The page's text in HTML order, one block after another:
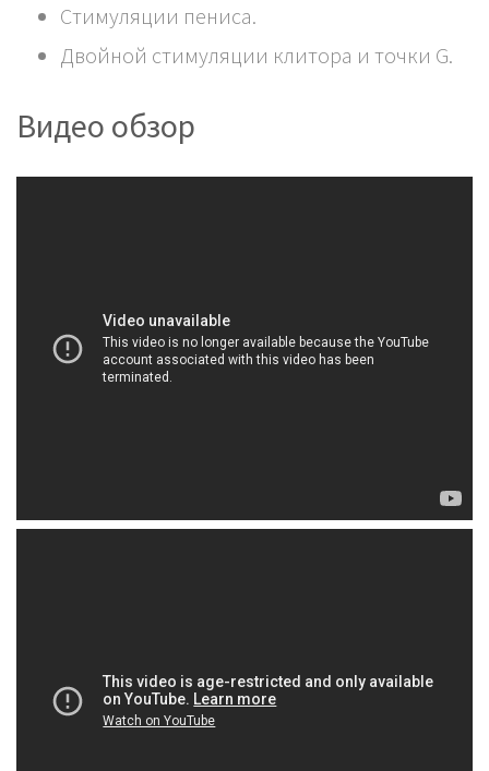
Стимуляции пениса.
Двойной стимуляции клитора и точки G.
Видео обзор